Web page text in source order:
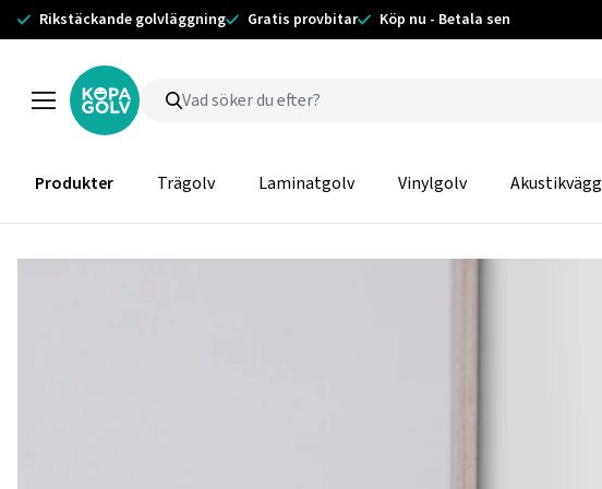
Rikstäckande golvläggning Gratis provbitar Köp nu - Betala sen
Produkter Trägolv Laminatgolv Vinylgolv Akustikvägg